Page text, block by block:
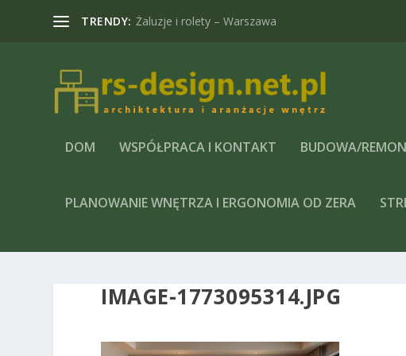
TRENDY: Żaluzje i rolety – Warszawa
DOM WSPÓŁPRACA I KONTAKT BUDOWA/
PLANOWANIE WNĘTRZA I ERGONOMIA OD ZERA
IMAGE-1773095314.JPG